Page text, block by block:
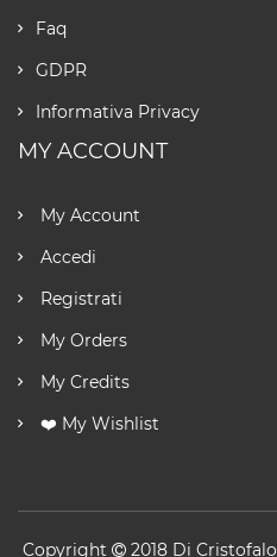
Faq
GDPR
Informativa Privacy
MY ACCOUNT
My Account
Accedi
Registrati
My Orders
My Credits
❤️ My Wishlist
Copyright 2018 Di Cristofalo